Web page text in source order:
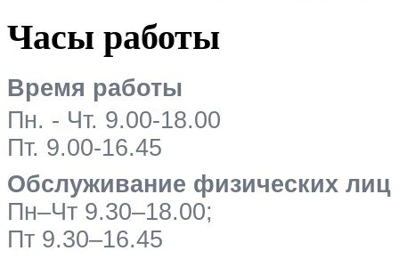
Часы работы
Время работы
Пн. - Чт. 9.00-18.00
Пт. 9.00-16.45
Обслуживание физических лиц
Пн–Чт 9.30–18.00;
Пт 9.30–16.45